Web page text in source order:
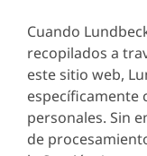
Cuando
recopilados a
este sitio web,
específicamente
personales. Sin
de